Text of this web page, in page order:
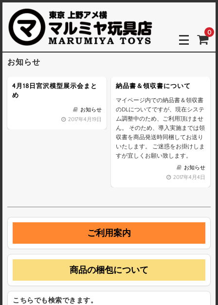
0
お知らせ
4月18日宮沢模型展示会まと
め
お知らせ
2017年4月19日
納品書＆領収書について
マイページ内での納品書＆領収書
のDLについてですが、現在システ
ム調整中のため、ご利用頂けませ
ん。 そのため、導入実施までは領
収書を商品発送時同梱してお送り
いたします。 ご迷惑をお掛けしま
すが宜しくお願い致します。
お知らせ
2017年4月4日
ご利用案内
商品の梱包について
こちらでも検索できます。